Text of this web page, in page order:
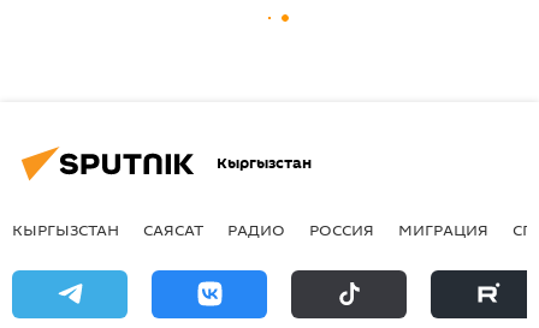
Кыргызстан
КЫРГЫЗСТАН САЯСАТ РАДИО РОССИЯ МИГРАЦИЯ